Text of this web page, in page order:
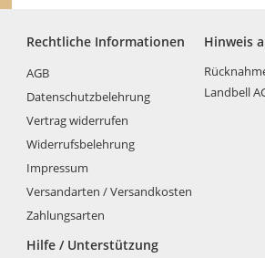
Die
auf
der
gewählt
Rechtliche Informationen
AGB
Datenschutzbelehrung
Vertrag widerrufen
Widerrufsbelehrung
Impressum
Versandarten / Versandkosten
Zahlungsarten
Hinweis
Landbell
Hilfe / Unterstützung